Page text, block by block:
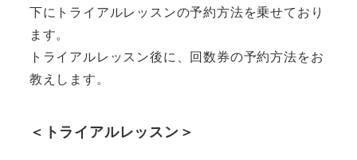
下にトライアルレッスンの予約方法を乗せており
ます。
トライアルレッスン後に、回数券の予約方法をお
教えします。
＜トライアルレッスン＞